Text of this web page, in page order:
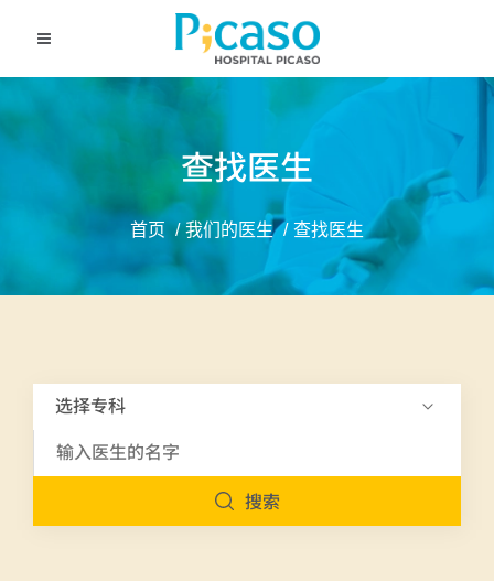
查找医生
首页 我们的医生 查找医生
搜索